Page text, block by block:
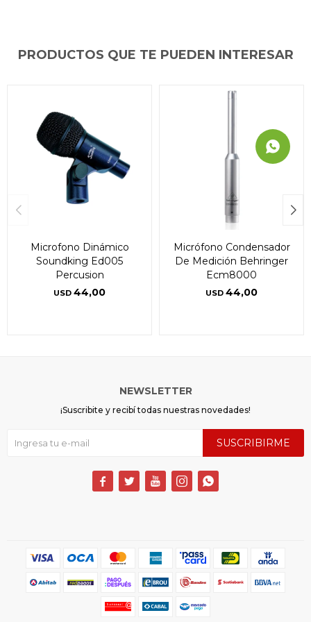
PRODUCTOS QUE TE PUEDEN INTERESAR
Microfono Dinámico
Soundking Ed005
Percusion
USD 44,00
Micrófono Condensador
De Medición Behringer
Ecm8000
USD 44,00
NEWSLETTER
¡Suscribite y recibí todas nuestras novedades!
SUSCRIBIRME
    